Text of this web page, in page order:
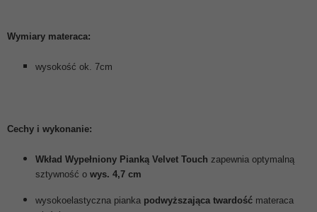
Wymiary materaca:
wysokość ok. 7cm
Cechy i wykonanie:
Wkład Wypełniony Pianką Velvet Touch zapewnia optymalną
sztywność o wys. 4,7 cm
wysokoelastyczna pianka podwyższająca twardość materaca